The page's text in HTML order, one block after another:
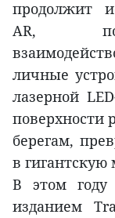
продолжит
AR,
личные
лазерной
поверхности
берегам,
в гигантскую
В этом
изданием